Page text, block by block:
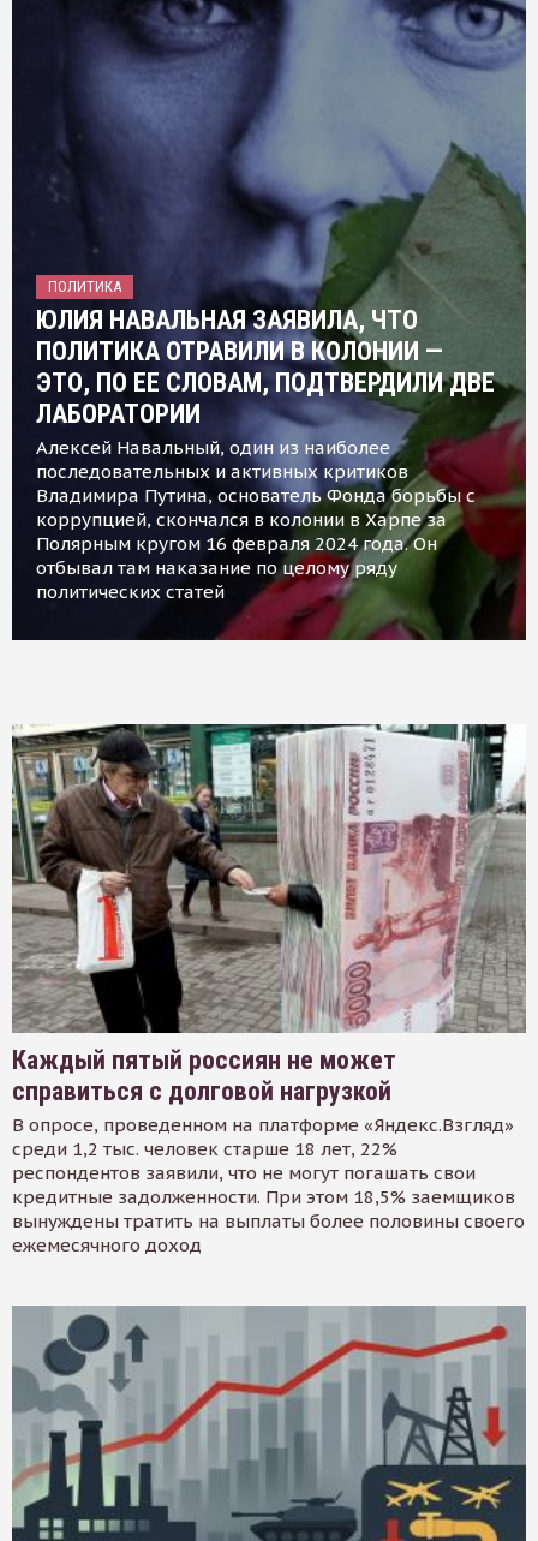
ПОЛИТИКА
ЮЛИЯ НАВАЛЬНАЯ ЗАЯВИЛА, ЧТО
ПОЛИТИКА ОТРАВИЛИ В КОЛОНИИ —
ЭТО, ПО ЕЕ СЛОВАМ, ПОДТВЕРДИЛИ ДВЕ
ЛАБОРАТОРИИ
Алексей Навальный, один из наиболее
последовательных и активных критиков
Владимира Путина, основатель Фонда борьбы с
коррупцией, скончался в колонии в Харпе за
Полярным кругом 16 февраля 2024 года. Он
отбывал там наказание по целому ряду
политических статей
Каждый пятый россиян не может
справиться с долговой нагрузкой
В опросе, проведенном на платформе «Яндекс.Взгляд»
среди 1,2 тыс. человек старше 18 лет, 22%
респондентов заявили, что не могут погашать свои
кредитные задолженности. При этом 18,5% заемщиков
вынуждены тратить на выплаты более половины своего
ежемесячного доход